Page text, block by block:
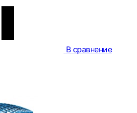
В сравнение